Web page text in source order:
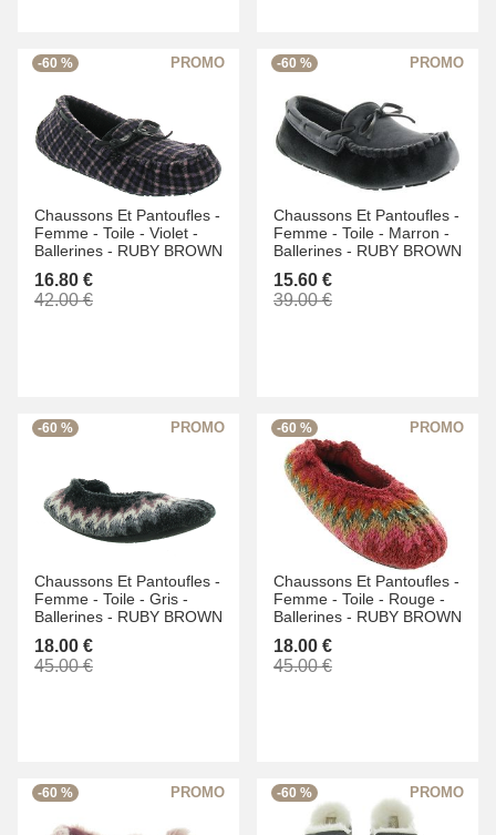
-60 %
Chaussons Et Pantoufles -
Femme - Toile - Violet -
Ballerines - RUBY BROWN
16.80 €
42.00 €
-60 %
Chaussons Et Pantoufles -
Femme - Toile - Marron -
Ballerines - RUBY BROWN
15.60 €
39.00 €
-60 %
Chaussons Et Pantoufles -
Femme - Toile - Gris -
Ballerines - RUBY BROWN
18.00 €
45.00 €
-60 %
Chaussons Et Pantoufles -
Femme - Toile - Rouge -
Ballerines - RUBY BROWN
18.00 €
45.00 €
-60 % -60 %